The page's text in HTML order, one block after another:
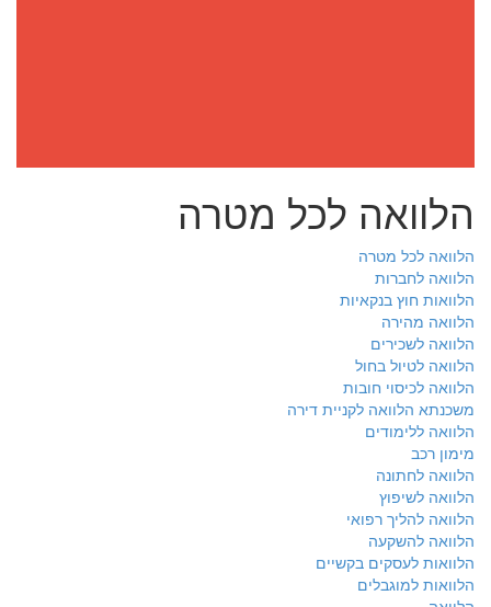
הלוואה לכל מטרה
הלוואה לכל מטרה
הלוואה לחברות
הלוואות חוץ בנקאיות
הלוואה מהירה
הלוואה לשכירים
הלוואה לטיול בחול
הלוואה לכיסוי חובות
משכנתא הלוואה לקניית דירה
הלוואה ללימודים
מימון רכב
הלוואה לחתונה
הלוואה לשיפוץ
הלוואה להליך רפואי
הלוואה להשקעה
הלוואות לעסקים בקשיים
הלוואות למוגבלים